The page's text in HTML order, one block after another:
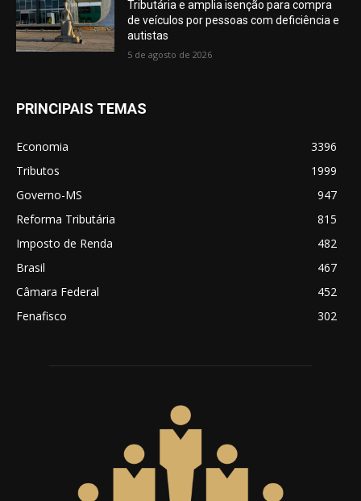
Tributária e amplia isenção para compra
de veículos por pessoas com deficiência e
autistas
5 de agosto de 2026
PRINCIPAIS TEMAS
Economia
3396
Tributos
1999
Governo-MS
947
Reforma Tributária
815
Imposto de Renda
482
Brasil
467
Câmara Federal
452
Fenafisco
302